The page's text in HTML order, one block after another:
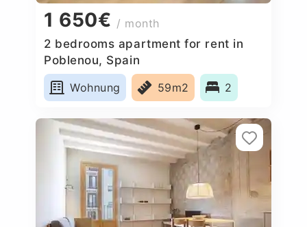
1 650€ / month
2 bedrooms apartment for rent in
Poblenou, Spain
Wohnung
59m2 2